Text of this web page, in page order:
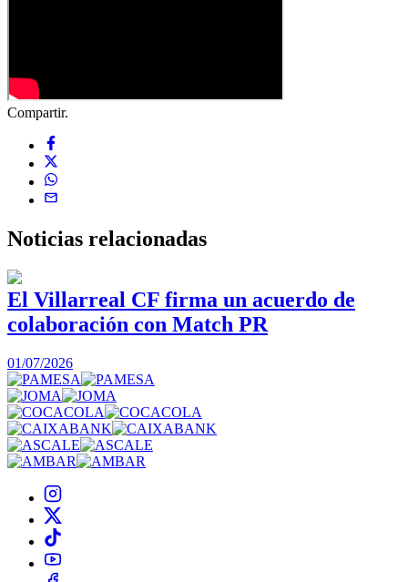
Compartir.
Noticias relacionadas
El Villarreal CF firma un acuerdo de
colaboración con Match PR
01/07/2026